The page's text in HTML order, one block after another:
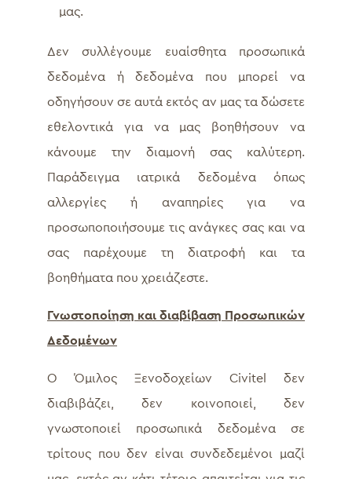
μας.
Δεν συλλέγουμε ευαίσθητα προσωπικά
δεδομένα ή δεδομένα που μπορεί να
οδηγήσουν σε αυτά εκτός αν μας τα δώσετε
εθελοντικά για να μας βοηθήσουν να
κάνουμε την διαμονή σας καλύτερη.
Παράδειγμα ιατρικά δεδομένα όπως
αλλεργίες ή αναπηρίες για να
προσωποποιήσουμε τις ανάγκες σας και να
σας παρέχουμε τη διατροφή και τα
βοηθήματα που χρειάζεστε.
Γνωστοποίηση και διαβίβαση Προσωπικών
Δεδομένων
Ο Όμιλος Ξενοδοχείων Civitel δεν
διαβιβάζει, δεν κοινοποιεί, δεν
γνωστοποιεί προσωπικά δεδομένα σε
τρίτους που δεν είναι συνδεδεμένοι μαζί